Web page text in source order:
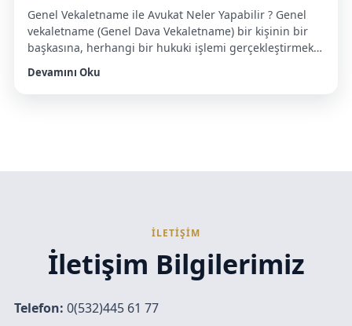
Genel Vekaletname ile Avukat Neler Yapabilir ? Genel
vekaletname (Genel Dava Vekaletname) bir kişinin bir
başkasına, herhangi bir hukuki işlemi gerçekleştirmek
veya temsil etmek için verdiği yetki belgesidir. Genel
Dava Vekaletnamesi vekilin (yetkili) kişi adına belirli
Devamını Oku
İLETİŞİM
İletişim Bilgilerimiz
Telefon: 0(532)445 61 77